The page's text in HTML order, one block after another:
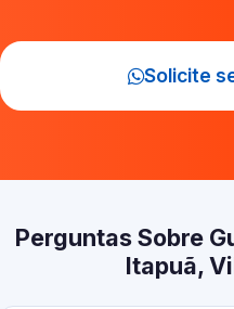
Solicite
Perguntas Sobre
Itapuã,